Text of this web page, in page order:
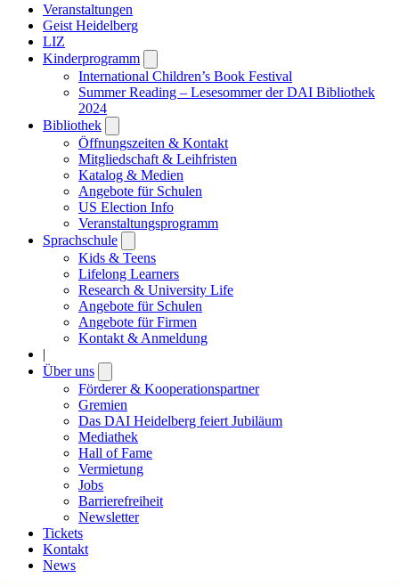
Veranstaltungen
Geist Heidelberg
LIZ
Kinderprogramm
submenu
International Children’s Book Festival
Summer Reading – Lesesommer der DAI Bibliothek
2024
Bibliothek
submenu
Öffnungszeiten & Kontakt
Mitgliedschaft & Leihfristen
Katalog & Medien
Angebote für Schulen
US Election Info
Veranstaltungsprogramm
Sprachschule
submenu
Kids & Teens
Lifelong Learners
Research & University Life
Angebote für Schulen
Angebote für Firmen
Kontakt & Anmeldung
|
Über uns
submenu
Förderer & Kooperationspartner
Gremien
Das DAI Heidelberg feiert Jubiläum
Mediathek
Hall of Fame
Vermietung
Jobs
Barrierefreiheit
Newsletter
Tickets
Kontakt
News